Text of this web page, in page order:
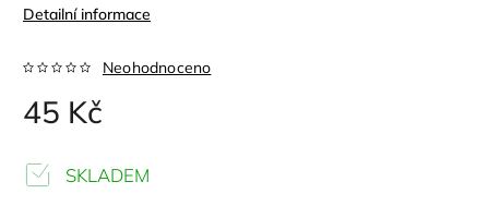
Detailní informace
Neohodnoceno
45 Kč
SKLADEM